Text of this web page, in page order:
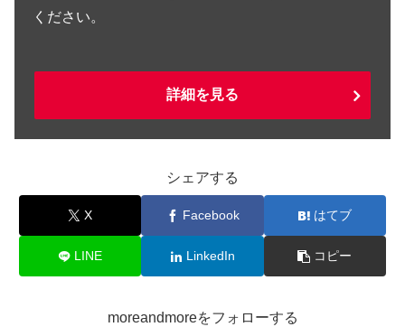
ください。
詳細を見る
シェアする
X Facebook はてブ
LINE LinkedIn コピー
moreandmoreをフォローする